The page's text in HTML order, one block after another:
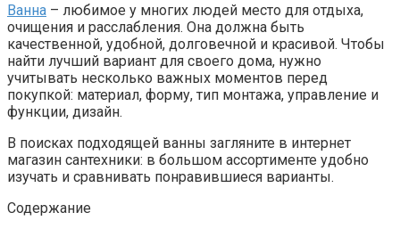
Ванна – любимое у многих людей место для отдыха,
очищения и расслабления. Она должна быть
качественной, удобной, долговечной и красивой. Чтобы
найти лучший вариант для своего дома, нужно
учитывать несколько важных моментов перед
покупкой: материал, форму, тип монтажа, управление и
функции, дизайн.
В поисках подходящей ванны загляните в интернет
магазин сантехники: в большом ассортименте удобно
изучать и сравнивать понравившиеся варианты.
Содержание